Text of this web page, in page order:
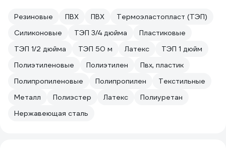
Резиновые ПВХ ПВХ
Термоэластопласт (ТЭП)
Силиконовые
ТЭП 3/4 дюйма
Пластиковые
ТЭП 1/2 дюйма
ТЭП 50 м Латекс
ТЭП 1 дюйм
Полиэтиленовые
Полиэтилен
Пвх, пластик
Полипропиленовые
Полипропилен
Текстильные
Металл
Полиэстер Латекс
Полиуретан
Нержавеющая сталь